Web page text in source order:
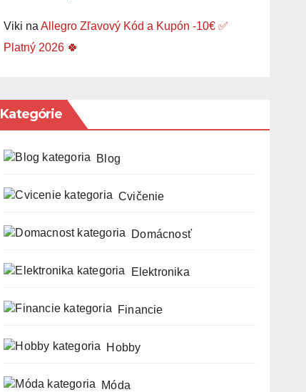
Viki naAllegro Zľavový Kód a Kupón -10€ ✅
Platný 2026 🍀
Kategórie
Blog
Cvičenie
Domácnosť
Elektronika
Financie
Hobby
Móda